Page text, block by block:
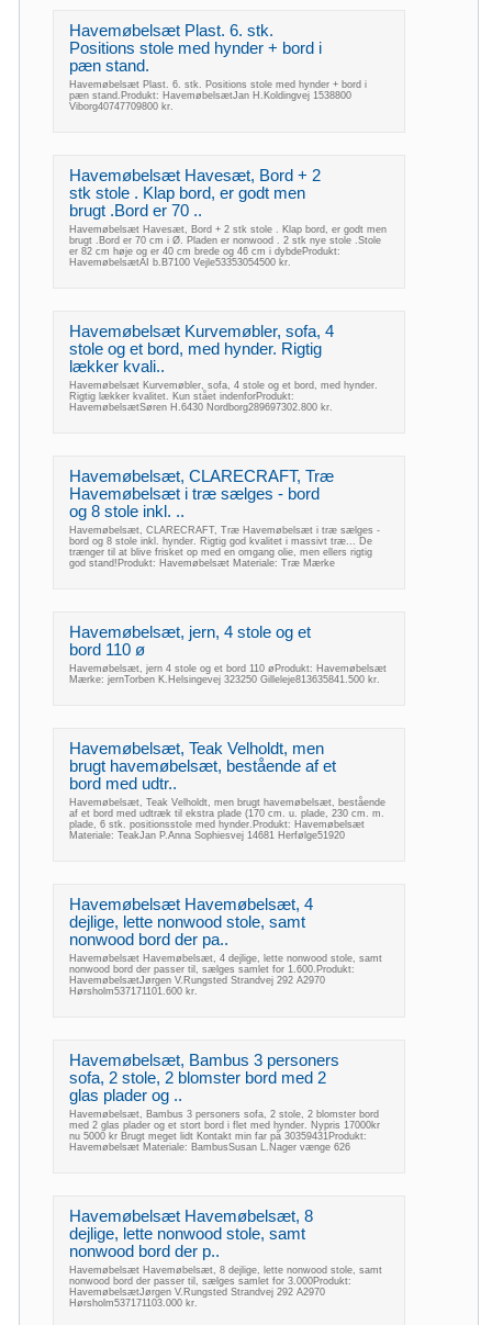
Havemøbelsæt Plast. 6. stk.
Positions stole med hynder + bord i
pæn stand.
Havemøbelsæt Plast. 6. stk. Positions stole med hynder + bord i
pæn stand.Produkt: HavemøbelsætJan H.Koldingvej 1538800
Viborg40747709800 kr.
Havemøbelsæt Havesæt, Bord + 2
stk stole . Klap bord, er godt men
brugt .Bord er 70 ..
Havemøbelsæt Havesæt, Bord + 2 stk stole . Klap bord, er godt men
brugt .Bord er 70 cm i Ø. Pladen er nonwood . 2 stk nye stole .Stole
er 82 cm høje og er 40 cm brede og 46 cm i dybdeProdukt:
HavemøbelsætAI b.B7100 Vejle53353054500 kr.
Havemøbelsæt Kurvemøbler, sofa, 4
stole og et bord, med hynder. Rigtig
lækker kvali..
Havemøbelsæt Kurvemøbler, sofa, 4 stole og et bord, med hynder.
Rigtig lækker kvalitet. Kun stået indenforProdukt:
HavemøbelsætSøren H.6430 Nordborg289697302.800 kr.
Havemøbelsæt, CLARECRAFT, Træ
Havemøbelsæt i træ sælges - bord
og 8 stole inkl. ..
Havemøbelsæt, CLARECRAFT, Træ Havemøbelsæt i træ sælges -
bord og 8 stole inkl. hynder. Rigtig god kvalitet i massivt træ... De
trænger til at blive frisket op med en omgang olie, men ellers rigtig
god stand!Produkt: Havemøbelsæt Materiale: Træ Mærke
Havemøbelsæt, jern, 4 stole og et
bord 110 ø
Havemøbelsæt, jern 4 stole og et bord 110 øProdukt: Havemøbelsæt
Mærke: jernTorben K.Helsingevej 323250 Gilleleje813635841.500 kr.
Havemøbelsæt, Teak Velholdt, men
brugt havemøbelsæt, bestående af et
bord med udtr..
Havemøbelsæt, Teak Velholdt, men brugt havemøbelsæt, bestående
af et bord med udtræk til ekstra plade (170 cm. u. plade, 230 cm. m.
plade, 6 stk. positionsstole med hynder.Produkt: Havemøbelsæt
Materiale: TeakJan P.Anna Sophiesvej 14681 Herfølge51920
Havemøbelsæt Havemøbelsæt, 4
dejlige, lette nonwood stole, samt
nonwood bord der pa..
Havemøbelsæt Havemøbelsæt, 4 dejlige, lette nonwood stole, samt
nonwood bord der passer til, sælges samlet for 1.600.Produkt:
HavemøbelsætJørgen V.Rungsted Strandvej 292 A2970
Hørsholm537171101.600 kr.
Havemøbelsæt, Bambus 3 personers
sofa, 2 stole, 2 blomster bord med 2
glas plader og ..
Havemøbelsæt, Bambus 3 personers sofa, 2 stole, 2 blomster bord
med 2 glas plader og et stort bord i flet med hynder. Nypris 17000kr
nu 5000 kr Brugt meget lidt Kontakt min far på 30359431Produkt:
Havemøbelsæt Materiale: BambusSusan L.Nager vænge 626
Havemøbelsæt Havemøbelsæt, 8
dejlige, lette nonwood stole, samt
nonwood bord der p..
Havemøbelsæt Havemøbelsæt, 8 dejlige, lette nonwood stole, samt
nonwood bord der passer til, sælges samlet for 3.000Produkt:
HavemøbelsætJørgen V.Rungsted Strandvej 292 A2970
Hørsholm537171103.000 kr.